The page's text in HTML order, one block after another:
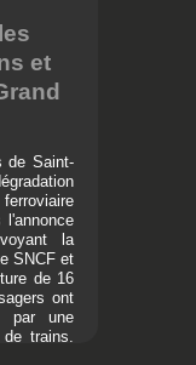
et
de Saint-
l'annonce
la
SNCF et
de 16
ont
par une
trains.